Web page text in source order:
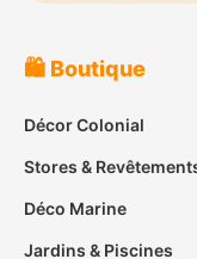
🛍️ Boutique
Décor Colonial
Stores &
Déco Marine
Jardins & Piscines